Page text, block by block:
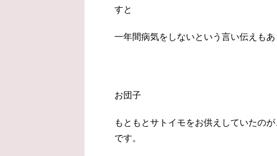
すと
一年間病気をしないという言い伝えもあ
お団子
もともとサトイモをお供えしていたの
です。